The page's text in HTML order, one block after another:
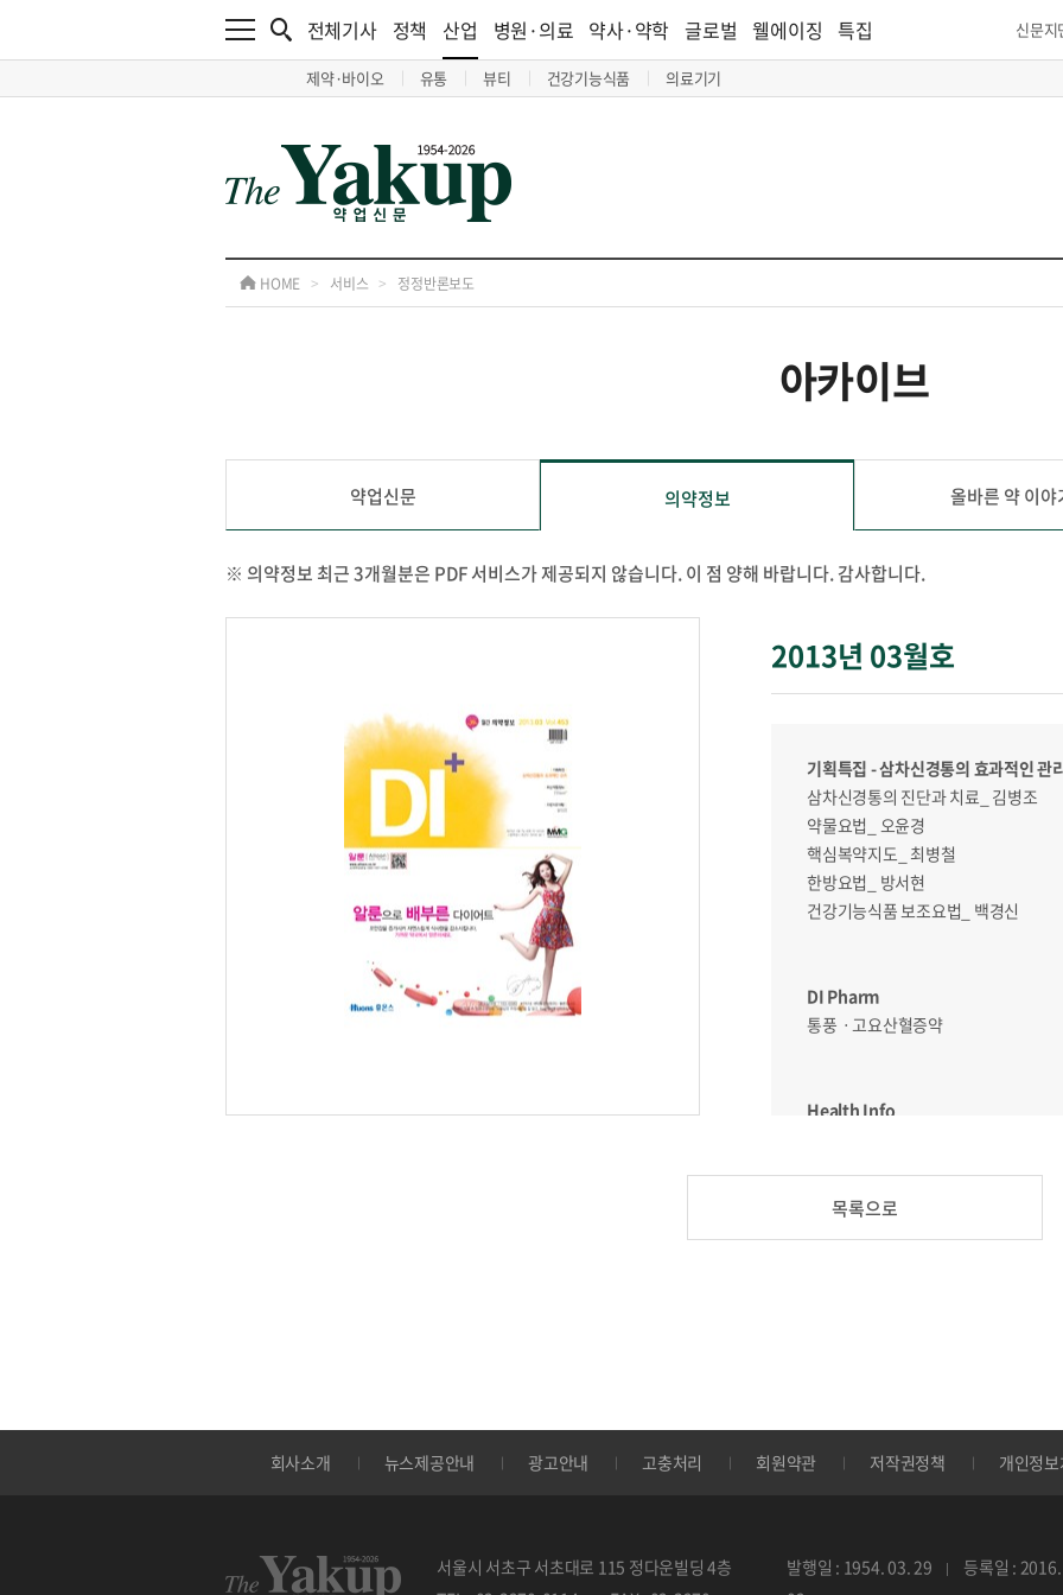
전체기사 정책 산업
제약·바이오 유통 뷰티 건강기능식품 의료기기
병원·의료 약사·약학 글로벌 웰에이징 특집 신문지
HOME > 서비스 > 정정반론보도
아카이브
약업신문 의약정보 올바른 약 이야
※ 의약정보 최근 3개월분은 PDF 서비스가 제공되지 않습니다. 이 점 양해 바랍니다. 감사합니다.
2013년 03월호
기획특집 - 삼차신경통의 효과적인 관
삼차신경통의 진단과 치료_ 김병조
약물요법_ 오윤경
핵심복약지도_ 최병철
한방요법_ 방서현
건강기능식품 보조요법_ 백경신
DI Pharm
통풍ㆍ고요산혈증약
Health Info
DI 탐방
자연치유처방
Pharm Plus
목록으로
회사소개 뉴스제공안내 광고안내 고충처리 회원약관 저작권정책 개인정
서울시 서초구 서초대로 115 정다운빌딩 4층
발행일 : 1954. 03. 29
등록일 :